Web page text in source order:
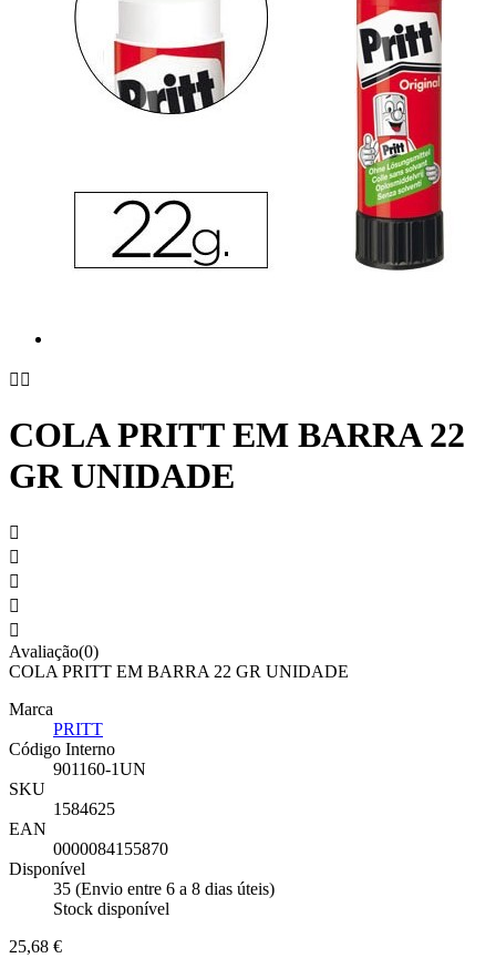
 
COLA PRITT EM BARRA 22
GR UNIDADE





Avaliação(0)
COLA PRITT EM BARRA 22 GR UNIDADE
Marca
PRITT
Código Interno
901160-1UN
SKU
1584625
EAN
0000084155870
Disponível
35 (Envio entre 6 a 8 dias úteis)
Stock disponível
25,68 €